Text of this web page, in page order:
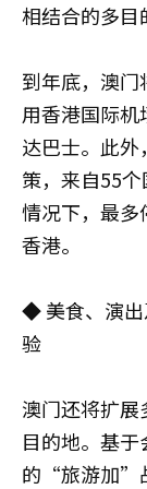
相结合的多目
到年底，澳
用香港国际
达巴士。此
策，来自55
情况下，最多
香港。
​◆ 美食、演
验
澳门还将扩
目的地。基
的“旅游加”